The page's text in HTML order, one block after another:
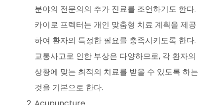
분야의 전문의의 추가 진료를 조언하기도 한다.
카이로 프렉터는 개인 맞춤형 치료 계획을 제공
하여 환자의 특정한 필요를 충족시키도록 한다.
교통사고로 인한 부상은 다양하므로, 각 환자의
상황에 맞는 최적의 치료를 받을 수 있도록 하는
것을 기본으로 한다.